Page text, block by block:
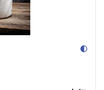
contrast